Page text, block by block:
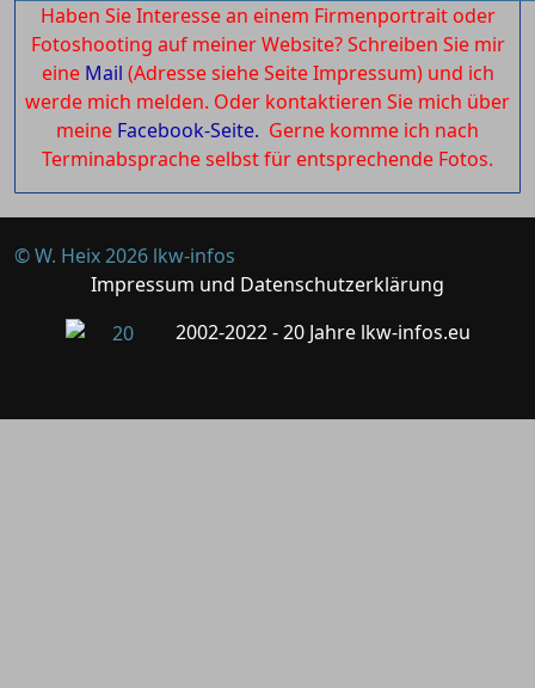
Haben Sie Interesse an einem Firmenportrait oder
Fotoshooting auf meiner Website? Schreiben Sie mir
eine Mail (Adresse siehe Seite Impressum) und ich
werde mich melden. Oder kontaktieren Sie mich über
meine Facebook-Seite. Gerne komme ich nach
Terminabsprache selbst für entsprechende Fotos.
© W. Heix 2026 lkw-infos
Impressum und Datenschutzerklärung
2002-2022 - 20 Jahre lkw-infos.eu